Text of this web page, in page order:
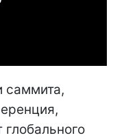
саммита,